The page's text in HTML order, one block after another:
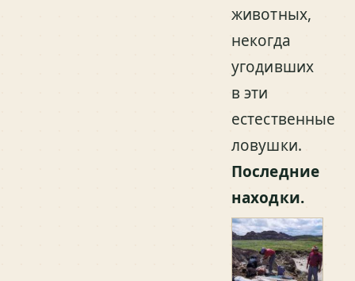
животных,
некогда
угодивших
в эти
естественные
ловушки.
Последние
находки.